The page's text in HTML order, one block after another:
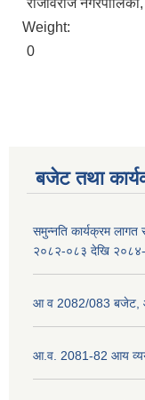
राजविराज
Weight:
0
बजेट तथा
समुन्नति कार्यक्रम लागत
२०८२-०८३ देखि
आ व 2082/083 बजेट,
आ.व. 2081-82 आय